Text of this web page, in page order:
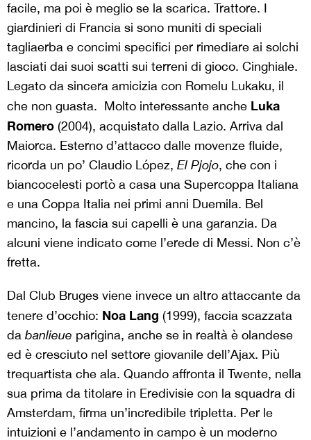
facile, ma poi è meglio se la scarica. Trattore. I
giardinieri di Francia si sono muniti di speciali
tagliaerba e concimi specifici per rimediare ai solchi
lasciati dai suoi scatti sui terreni di gioco. Cinghiale.
Legato da sincera amicizia con Romelu Lukaku, il
che non guasta. Molto interessante anche Luka
Romero (2004), acquistato dalla Lazio. Arriva dal
Maiorca. Esterno d’attacco dalle movenze fluide,
ricorda un po’ Claudio López, El Pjojo, che con i
biancocelesti portò a casa una Supercoppa Italiana
e una Coppa Italia nei primi anni Duemila. Bel
mancino, la fascia sui capelli è una garanzia. Da
alcuni viene indicato come l’erede di Messi. Non c’è
fretta.
Dal Club Bruges viene invece un altro attaccante da
tenere d’occhio: Noa Lang (1999), faccia scazzata
da banlieue parigina, anche se in realtà è olandese
ed è cresciuto nel settore giovanile dell’Ajax. Più
trequartista che ala. Quando affronta il Twente, nella
sua prima da titolare in Eredivisie con la squadra di
Amsterdam, firma un’incredibile tripletta. Per le
intuizioni e l’andamento in campo è un moderno